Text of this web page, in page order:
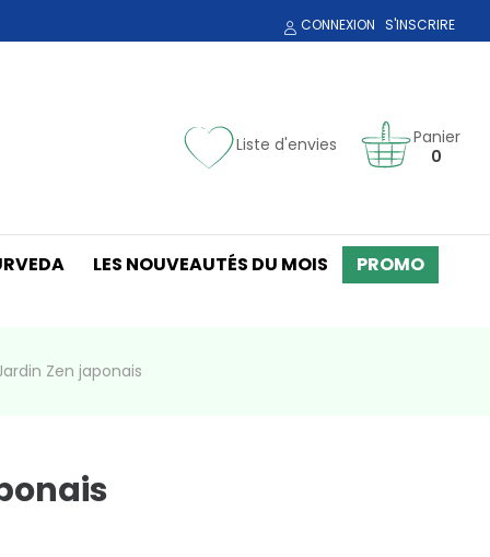
CONNEXION S'INSCRIRE
Liste d'envies
Panier
0
LES NOUVEAUTÉS DU MOIS PROMO
Zen japonais